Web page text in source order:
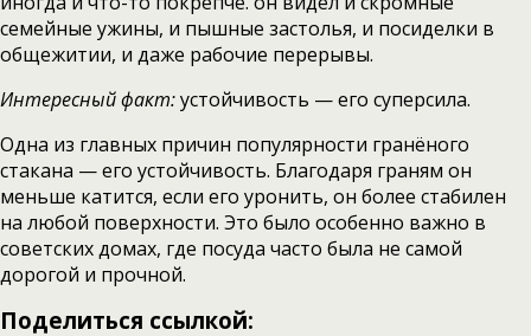
семейные ужины, и пышные застолья, и посиделки в
общежитии, и даже рабочие перерывы.
Интересный факт:устойчивость — его суперсила.
Одна из главных причин популярности гранёного
стакана — его устойчивость. Благодаря граням он
меньше катится, если его уронить, он более стабилен
на любой поверхности. Это было особенно важно в
советских домах, где посуда часто была не самой
дорогой и прочной.
Поделиться ссылкой: